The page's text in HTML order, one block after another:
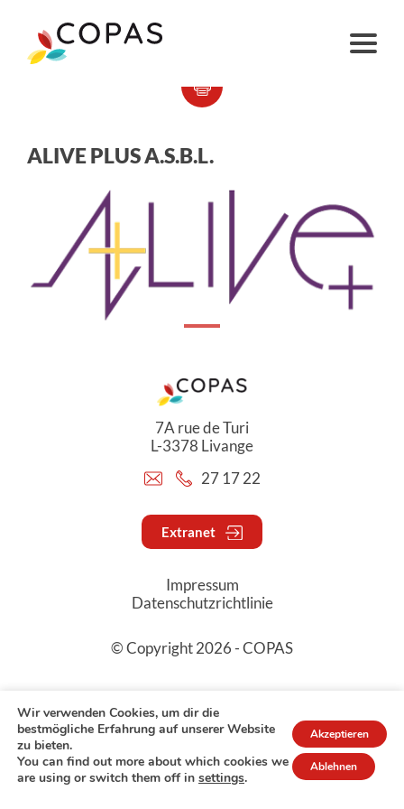
ALIVE PLUS A.S.B.L.
7A rue de Turi
L-3378 Livange
27 17 22
Extranet
Impressum
Datenschutzrichtlinie
© Copyright 2026 - COPAS
Wir verwenden Cookies, um dir die
bestmögliche Erfahrung auf unserer Website
zu bieten.
You can find out more about which cookies we
are using or switch them off in settings.
Akzeptieren
Ablehnen